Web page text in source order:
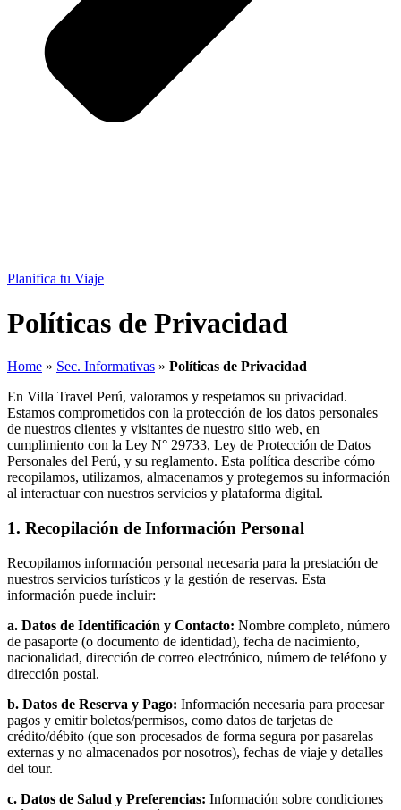
Planifica tu Viaje
Políticas de Privacidad
Home » Sec. Informativas » Políticas de Privacidad
En Villa Travel Perú, valoramos y respetamos su privacidad.
Estamos comprometidos con la protección de los datos personales
de nuestros clientes y visitantes de nuestro sitio web, en
cumplimiento con la Ley N° 29733, Ley de Protección de Datos
Personales del Perú, y su reglamento. Esta política describe cómo
recopilamos, utilizamos, almacenamos y protegemos su información
al interactuar con nuestros servicios y plataforma digital.
1. Recopilación de Información Personal
Recopilamos información personal necesaria para la prestación de
nuestros servicios turísticos y la gestión de reservas. Esta
información puede incluir:
a. Datos de Identificación y Contacto: Nombre completo, número
de pasaporte (o documento de identidad), fecha de nacimiento,
nacionalidad, dirección de correo electrónico, número de teléfono y
dirección postal.
b. Datos de Reserva y Pago: Información necesaria para procesar
pagos y emitir boletos/permisos, como datos de tarjetas de
crédito/débito (que son procesados de forma segura por pasarelas
externas y no almacenados por nosotros), fechas de viaje y detalles
del tour.
c. Datos de Salud y Preferencias: Información sobre condiciones